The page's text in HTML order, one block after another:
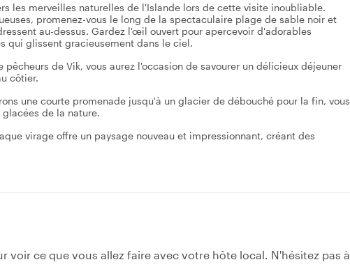
les merveilles naturelles de l'Islande lors de cette visite inoubliable.
promenez-vous le long de la spectaculaire plage de sable noir et
au-dessus. Gardez l'œil ouvert pour apercevoir d'adorables
qui glissent gracieusement dans le ciel.
de Vik, vous aurez l'occasion de savourer un délicieux déjeuner
côtier.
une courte promenade jusqu'à un glacier de débouché pour la fin, vous
de la nature.
virage offre un paysage nouveau et impressionnant, créant des
voir ce que vous allez faire avec votre hôte local. N'hésitez pas à